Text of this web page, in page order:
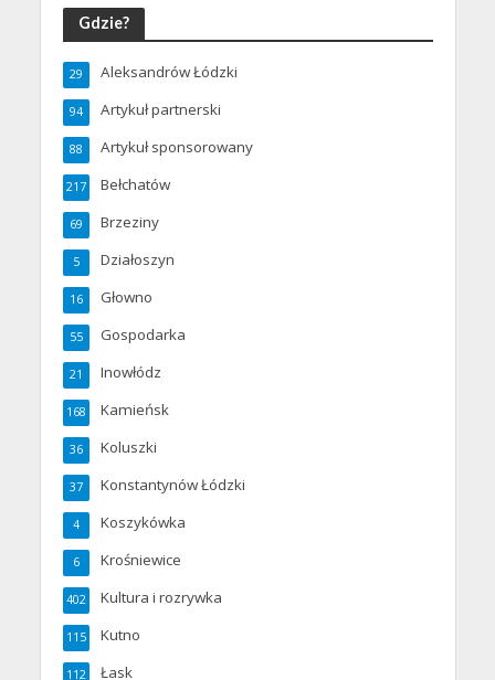
Gdzie?
Aleksandrów Łódzki
29
Artykuł partnerski
94
Artykuł sponsorowany
88
Bełchatów
217
Brzeziny
69
Działoszyn
5
Głowno
16
Gospodarka
55
Inowłódz
21
Kamieńsk
168
Koluszki
36
Konstantynów Łódzki
37
Koszykówka
4
Krośniewice
6
Kultura i rozrywka
402
Kutno
115
Łask
112